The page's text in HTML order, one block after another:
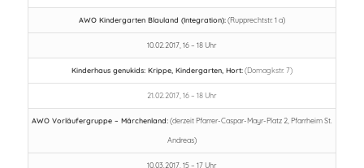
AWO Kindergarten Blauland (Integration):(Rupprechtstr. 1 a)
10.02.2017, 16 – 18 Uhr
Kinderhaus genukids: Krippe, Kindergarten, Hort:(Domagkstr. 7)
21.02.2017, 16 – 18 Uhr
AWO Vorläufergruppe – Märchenland:(derzeit Pfarrer-Caspar-Mayr-Platz 2, Pfarrheim St.
Andreas)
10.03.2017, 15 – 17 Uhr